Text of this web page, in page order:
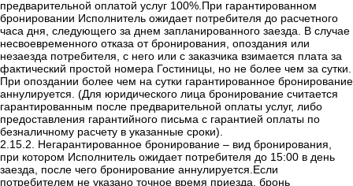
предварительной оплатой услуг 100%.При гарантированном
бронировании Исполнитель ожидает потребителя до расчетного
часа дня, следующего за днем запланированного заезда. В случае
несвоевременного отказа от бронирования, опоздания или
незаезда потребителя, с него или с заказчика взимается плата за
фактический простой номера Гостиницы, но не более чем за сутки.
При опоздании более чем на сутки гарантированное бронирование
аннулируется. (Для юридического лица бронирование считается
гарантированным после предварительной оплаты услуг, либо
предоставления гарантийного письма с гарантией оплаты по
безналичному расчету в указанные сроки).
2.15.2. Негарантированное бронирование – вид бронирования,
при котором Исполнитель ожидает потребителя до 15:00 в день
заезда, после чего бронирование аннулируется.Если
потребителем не указано точное время приезда, бронь